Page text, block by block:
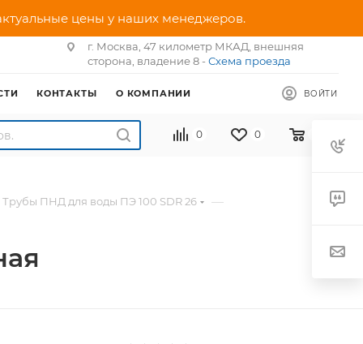
цены у наших менеджеров.
г. Москва, 47 километр МКАД, внешняя
сторона, владение 8 - Схема проезда
ВОЙТИ
КОНТАКТЫ О КОМПАНИИ
0 0
Трубы ПНД для воды ПЭ 100 SDR 26 —